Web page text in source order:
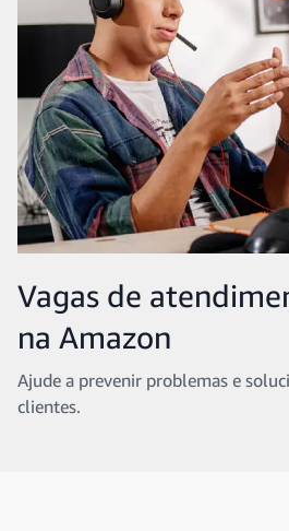
Vagas de
na Amazon
Ajude a prevenir problemas e
clientes.